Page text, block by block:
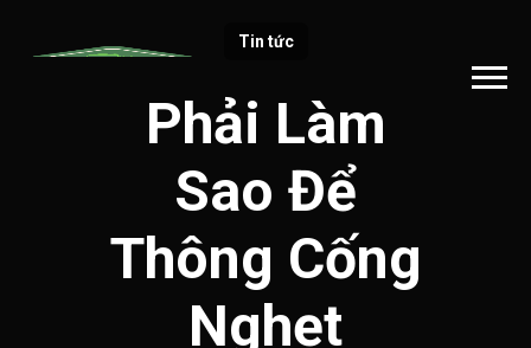
Tin tức
Phải Làm
Sao Để
Thông Cống
Nghẹt